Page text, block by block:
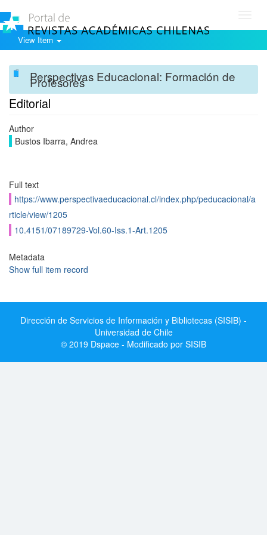
View Item
Perspectivas Educacional: Formación de
Profesores
Editorial
Author
Bustos Ibarra, Andrea
Full text
https://www.perspectivaeducacional.cl/index.php/peducacional/a
rticle/view/1205
10.4151/07189729-Vol.60-Iss.1-Art.1205
Metadata
Show full item record
Dirección de Servicios de Información y Bibliotecas (SISIB) -
Universidad de Chile
© 2019 Dspace - Modificado por SISIB